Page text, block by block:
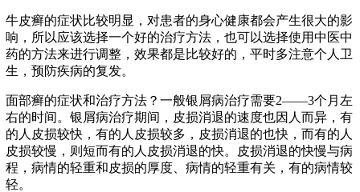
牛皮癣的症状比较明显，对患者的身心健康都会产生很大的影
响，所以应该选择一个好的治疗方法，也可以选择使用中医中
药的方法来进行调整，效果都是比较好的，平时多注意个人卫
生，预防疾病的复发。
面部癣的症状和治疗方法？一般银屑病治疗需要2——3个月左
右的时间。银屑病治疗期间，皮损消退的速度也因人而异，有
的人皮损较快，有的人皮损较多，皮损消退的也快，而有的人
皮损较慢，则短而有的人皮损消退的快。皮损消退的快慢与病
程，病情的轻重和皮损的厚度、病情的轻重有关，有的病情较
轻。